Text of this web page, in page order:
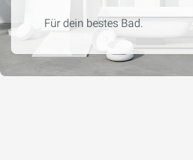
Für dein bestes Bad.